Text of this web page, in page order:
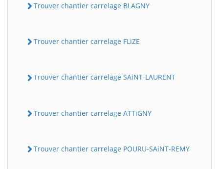
Trouver chantier carrelage BLAGNY
Trouver chantier carrelage FLiZE
Trouver chantier carrelage SAiNT-LAURENT
Trouver chantier carrelage ATTiGNY
Trouver chantier carrelage POURU-SAiNT-REMY